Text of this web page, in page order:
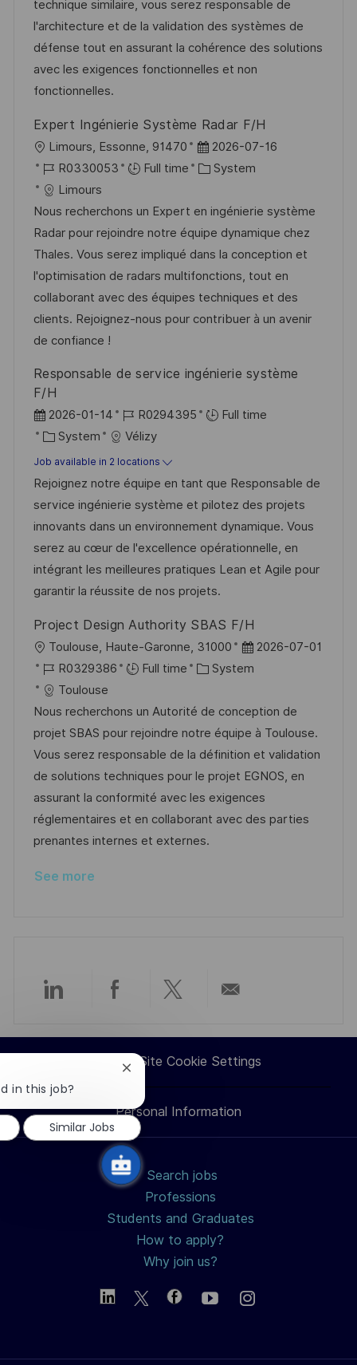
i
o
n
d
D
a
t
d
g
o
r
y
technique similaire, vous serez responsable de
l'architecture et de la validation des systèmes de
défense tout en assurant la cohérence des solutions
avec les exigences fonctionnelles et non
fonctionnelles.
Expert Ingénierie Système Radar F/H
L
o
c
a
t
i
o
n
Limours, Essonne, 91470
P
o
t
e
d
D
a
t
2026-07-16
J
o
b
I
d
R0330053 Full time
C
t
e
g
o
r
y
System
Limours
Nous recherchons un Expert en ingénierie système
Radar pour rejoindre notre équipe dynamique chez
Thales. Vous serez impliqué dans la conception et
l'optimisation de radars multifonctions, tout en
collaborant avec des équipes techniques et des
clients. Rejoignez-nous pour contribuer à un avenir
de confiance !
Responsable de service ingénierie système
F/H
P
o
s
t
e
d
D
a
t
2026-01-14
J
o
b
d
R0294395
Full time
C
a
t
e
g
o
r
y
System Vélizy
Job available in 2 locations
Rejoignez notre équipe en tant que Responsable de
service ingénierie système et pilotez des projets
innovants dans un environnement dynamique. Vous
serez au cœur de l'excellence opérationnelle, en
intégrant les meilleures pratiques Lean et Agile pour
garantir la réussite de nos projets.
Project Design Authority SBAS F/H
L
o
c
a
t
i
o
n
Toulouse, Haute-Garonne, 31000
P
o
t
e
d
D
a
t
2026-07-01
J
o
b
I
d
R0329386 Full time
C
t
e
g
o
r
y
System
Toulouse
Nous recherchons un Autorité de conception de
projet SBAS pour rejoindre notre équipe à Toulouse.
Vous serez responsable de la définition et validation
de solutions techniques pour le projet EGNOS, en
assurant la conformité avec les exigences
réglementaires et en collaborant avec des parties
prenantes internes et externes.
See more
Share
via
LinkedIn
Share
via
Facebook
Share
via
twitter
via
email
Career Site Cookie Settings
Personal Information
Search jobs
Professions
Students and Graduates
How to apply?
Why join us?
in this job?
Close
chatbot
notification
Similar Jobs